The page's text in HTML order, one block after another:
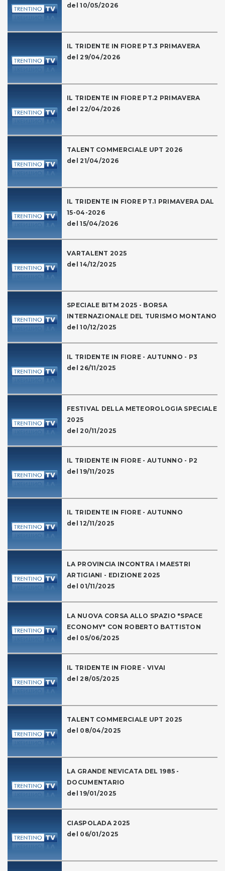
del 10/05/2026
IL TRIDENTE IN FIORE PT.3 PRIMAVERA
del 29/04/2026
IL TRIDENTE IN FIORE PT.2 PRIMAVERA
del 22/04/2026
TALENT COMMERCIALE UPT 2026
del 21/04/2026
IL TRIDENTE IN FIORE PT.1 PRIMAVERA DAL
15-04-2026
del 15/04/2026
VARTALENT 2025
del 14/12/2025
SPECIALE BITM 2025 - BORSA
INTERNAZIONALE DEL TURISMO MONTANO
del 10/12/2025
IL TRIDENTE IN FIORE - AUTUNNO - P3
del 26/11/2025
FESTIVAL DELLA METEOROLOGIA SPECIALE
2025
del 20/11/2025
IL TRIDENTE IN FIORE - AUTUNNO - P2
del 19/11/2025
IL TRIDENTE IN FIORE - AUTUNNO
del 12/11/2025
LA PROVINCIA INCONTRA I MAESTRI
ARTIGIANI - EDIZIONE 2025
del 01/11/2025
LA NUOVA CORSA ALLO SPAZIO "SPACE
ECONOMY" CON ROBERTO BATTISTON
del 05/06/2025
IL TRIDENTE IN FIORE - VIVAI
del 28/05/2025
TALENT COMMERCIALE UPT 2025
del 08/04/2025
LA GRANDE NEVICATA DEL 1985 -
DOCUMENTARIO
del 19/01/2025
CIASPOLADA 2025
del 06/01/2025